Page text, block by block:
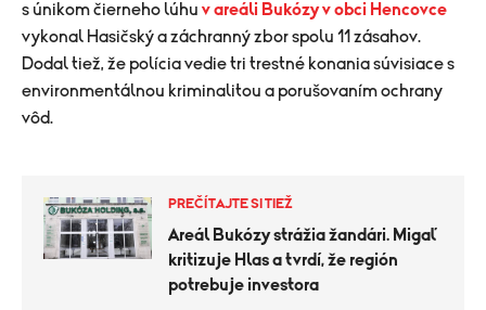
s únikom čierneho lúhu v areáli Bukózy v obci Hencovce
vykonal Hasičský a záchranný zbor spolu 11 zásahov.
Dodal tiež, že polícia vedie tri trestné konania súvisiace s
environmentálnou kriminalitou a porušovaním ochrany
vôd.
PREČÍTAJTE SI TIEŽ
Areál Bukózy strážia žandári. Migaľ
kritizuje Hlas a tvrdí, že región
potrebuje investora